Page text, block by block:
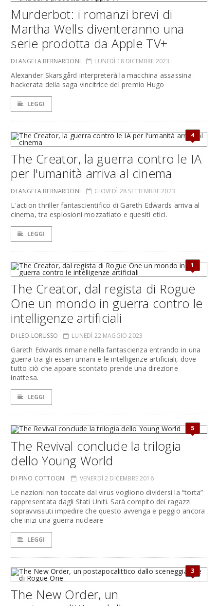
Murderbot: i romanzi brevi di
Martha Wells diventeranno una
serie prodotta da Apple TV+
DI ANGELA BERNARDONI LUNEDÌ 18 DICEMBRE 2023
Alexander Skarsgård interpreterà la macchina assassina
hackerata della saga vincitrice del premio Hugo
LEGGI
4
The Creator, la guerra contro le IA
per l'umanità arriva al cinema
DI ANGELA BERNARDONI GIOVEDÌ 28 SETTEMBRE 2023
L'action thriller fantascientifico di Gareth Edwards arriva al
cinema, tra esplosioni mozzafiato e quesiti etici.
LEGGI
1
The Creator, dal regista di Rogue
One un mondo in guerra contro le
intelligenze artificiali
DI LEO LORUSSO LUNEDÌ 22 MAGGIO 2023
Gareth Edwards rimane nella fantascienza entrando in una
guerra tra gli esseri umani e le intelligenze artificiali, dove
tutto ciò che appare scontato prende una direzione
inattesa.
LEGGI
5
The Revival conclude la trilogia
dello Young World
DI PINO COTTOGNI VENERDÌ 2 DICEMBRE 2016
Le nazioni non toccate dal virus vogliono dividersi la “torta”
rappresentata dagli Stati Uniti. Sarà compito dei ragazzi
sopravvissuti impedire che questo avvenga e peggio ancora
che inizi una guerra nucleare
LEGGI
3
The New Order, un